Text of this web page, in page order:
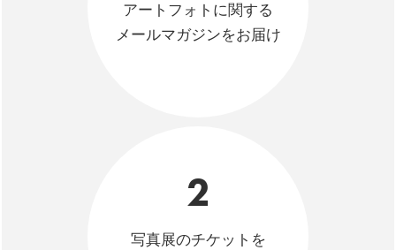
アートフォトに関する
メールマガジンをお届け
2
写真展のチケットを